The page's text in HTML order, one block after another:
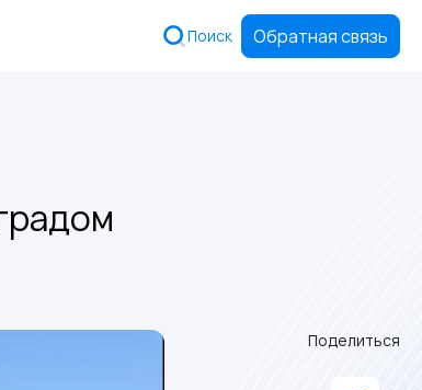
Поиск Обратная связь
Поделиться